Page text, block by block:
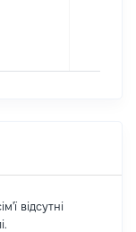
відсутні